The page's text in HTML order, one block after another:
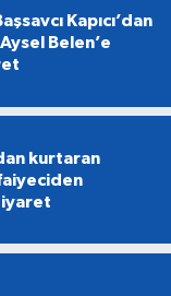
Kapıcı’dan
Belen’e
kurtaran